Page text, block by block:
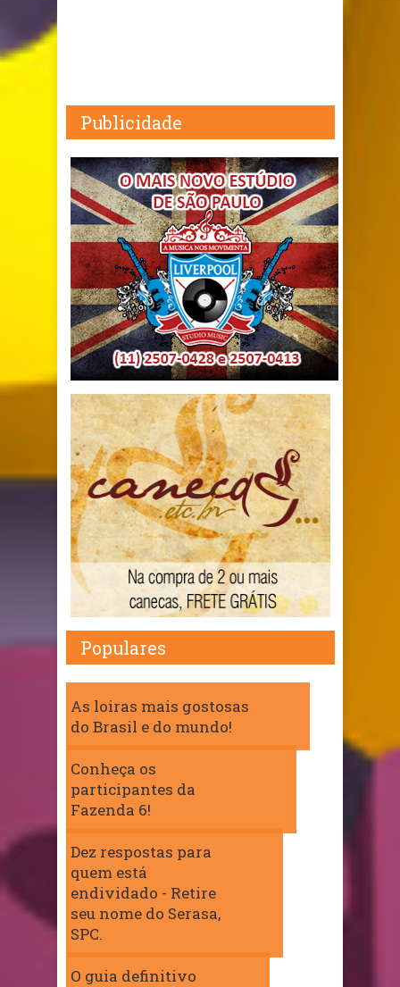
Publicidade
Populares
As loiras mais gostosas
do Brasil e do mundo!
Conheça os
participantes da
Fazenda 6!
Dez respostas para
quem está
endividado - Retire
seu nome do Serasa,
SPC.
O guia definitivo